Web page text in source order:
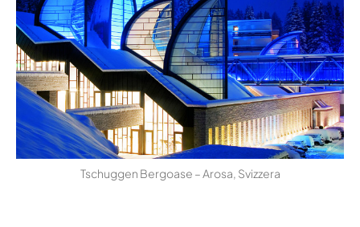
Tschuggen Bergoase – Arosa, Svizzera